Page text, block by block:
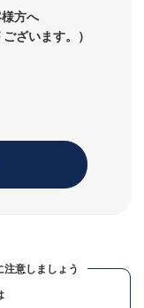
方へ
ございます。）
意しましょう